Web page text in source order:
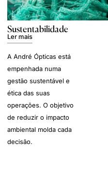
Sustentabilidade
Ler mais
A André Ópticas está
empenhada numa
gestão sustentável e
ética das suas
operações. O objetivo
de reduzir o impacto
ambiental molda cada
decisão.